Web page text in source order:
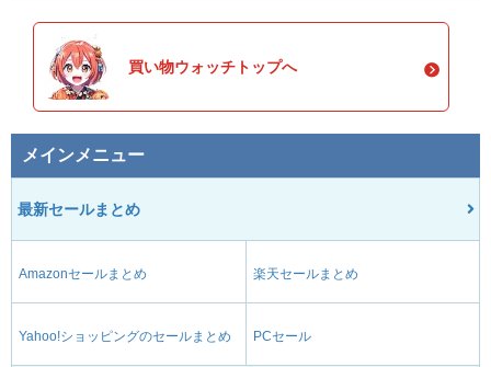
買い物ウォッチトップへ
メインメニュー
最新セールまとめ
Amazonセールまとめ 楽天セールまとめ
Yahoo!ショッピングのセールまとめ PCセール